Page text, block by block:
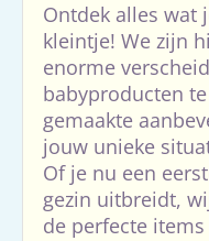
Ontdek alles wat
kleintje! We zijn
enorme
babyproducten
gemaakte
jouw unieke
Of je nu een
gezin uitbreidt,
de perfecte